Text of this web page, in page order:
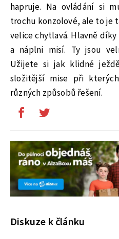
hapruje. Na ovládání si
trochu konzolové, ale to je
velice chytlavá. Hlavně
a náplni misí. Ty jsou
Užijete si jak klidné
složitější mise při
různých způsobů řešení.
Diskuze k článku